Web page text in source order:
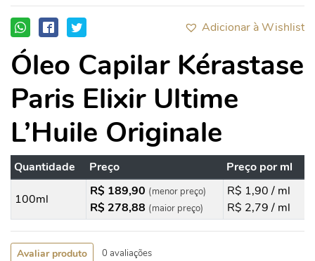
Adicionar à Wishlist
Óleo Capilar Kérastase
Paris Elixir Ultime
L’Huile Originale
Quantidade Preço Preço por ml
100ml
R$ 189,90 (menor preço)
R$ 278,88 (maior preço)
R$ 1,90 / ml
R$ 2,79 / ml
Avaliar produto 0 avaliações